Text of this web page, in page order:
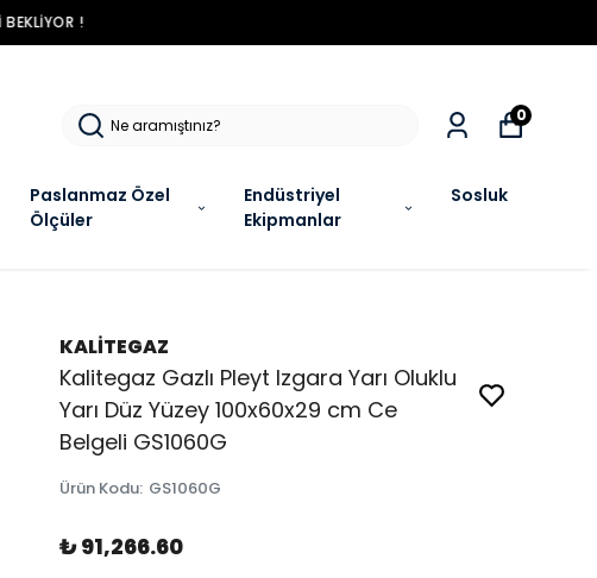
BEKLIYOR !
Paslanmaz Özel
Ölçüler
Endüstriyel
Ekipmanlar
Sosluk
0
KALİTEGAZ
Kalitegaz Gazlı Pleyt Izgara Yarı Oluklu
Yarı Düz Yüzey 100x60x29 cm Ce
Belgeli GS1060G
Ürün Kodu: GS1060G
₺ 91,266.60